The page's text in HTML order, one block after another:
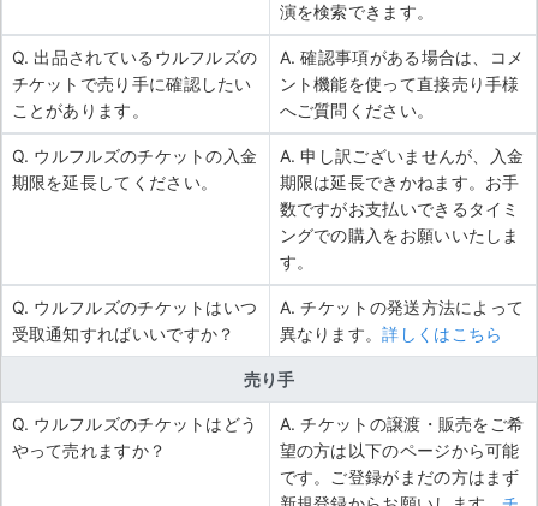
演を検索できます。
Q. 出品されているウルフルズの
チケットで売り手に確認したい
ことがあります。
A. 確認事項がある場合は、コメ
ント機能を使って直接売り手様
へご質問ください。
Q. ウルフルズのチケットの入金
期限を延長してください。
A. 申し訳ございませんが、入金
期限は延長できかねます。お手
数ですがお支払いできるタイミ
ングでの購入をお願いいたしま
す。
Q. ウルフルズのチケットはいつ
受取通知すればいいですか？
A. チケットの発送方法によって
異なります。詳しくはこちら
売り手
Q. ウルフルズのチケットはどう
やって売れますか？
A. チケットの譲渡・販売をご希
望の方は以下のページから可能
です。ご登録がまだの方はまず